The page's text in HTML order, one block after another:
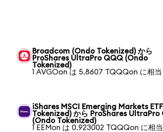
Broadcom (Ondo Tokenized) から
ProShares UltraPro QQQ (Ondo
Tokenized)
1 AVGOon は 5.8607 TQQQon に相当
iShares MSCI Emerging Markets
Tokenized) から ProShares UltraPro
(Ondo Tokenized)
1 EEMon は 0.923002 TQQQon に相当